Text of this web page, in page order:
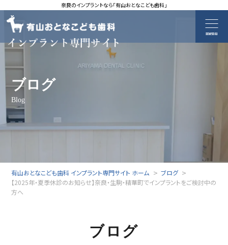
奈良のインプラントなら「有山おとなこども歯科」
menu
ブログ
Blog
有山おとなこども歯科 インプラント専門サイト ホーム
ブログ
【2025年・夏季休診のお知らせ】奈良・生駒・精華町でインプラントをご検討中の
方へ
ブログ